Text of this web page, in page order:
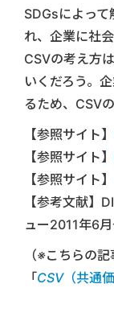
SDGsによって
れ、企業に社
CSVの考え方
いくだろう。
るため、CSV
【参照サイト】
【参照サイト】
【参照サイト】
【参考文献】
ュー2011年6
（※こちらの記
「CSV（共通